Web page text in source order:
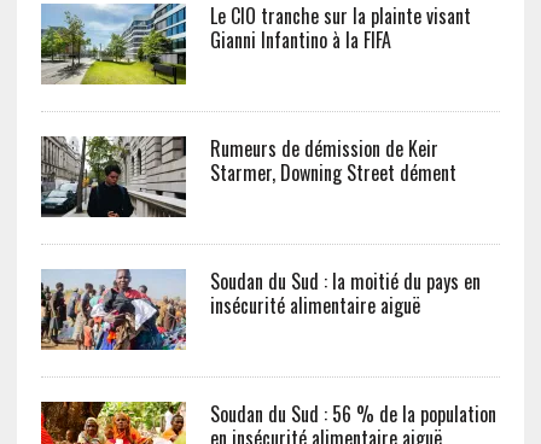
Le CIO tranche sur la plainte visant
Gianni Infantino à la FIFA
Rumeurs de démission de Keir
Starmer, Downing Street dément
Soudan du Sud : la moitié du pays en
insécurité alimentaire aiguë
Soudan du Sud : 56 % de la population